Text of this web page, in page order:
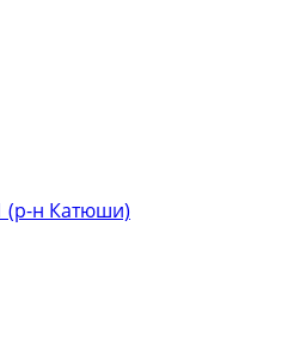
(р-н Катюши)